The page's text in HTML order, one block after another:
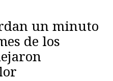
un minuto
de los